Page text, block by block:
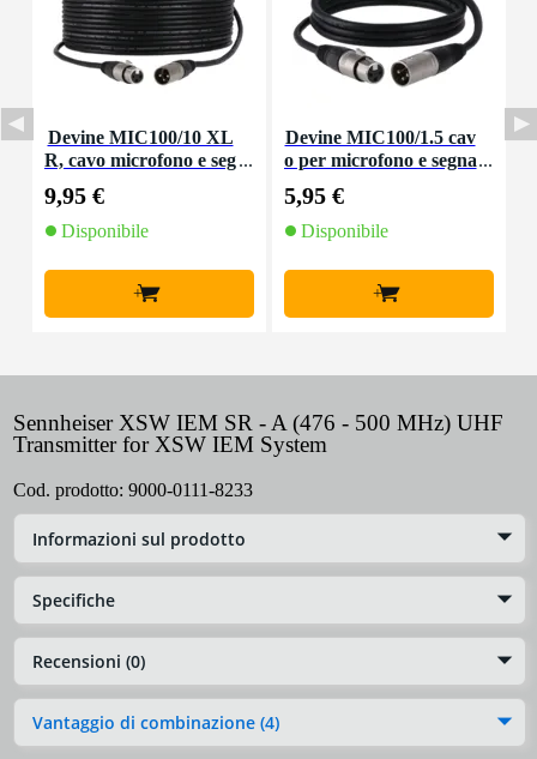
Devine MIC100/10 XL
R, cavo microfono e seg
9,95 €
Disponibile
+
Devine MIC100/1.5 cav
o per microfono e segna
5,95 €
Disponibile
+
Sennheiser XSW IEM SR - A (476 - 500 MHz) UHF
Transmitter for XSW IEM System
Cod. prodotto: 9000-0111-8233
Informazioni sul prodotto
Specifiche
Recensioni (0)
Vantaggio di combinazione (4)